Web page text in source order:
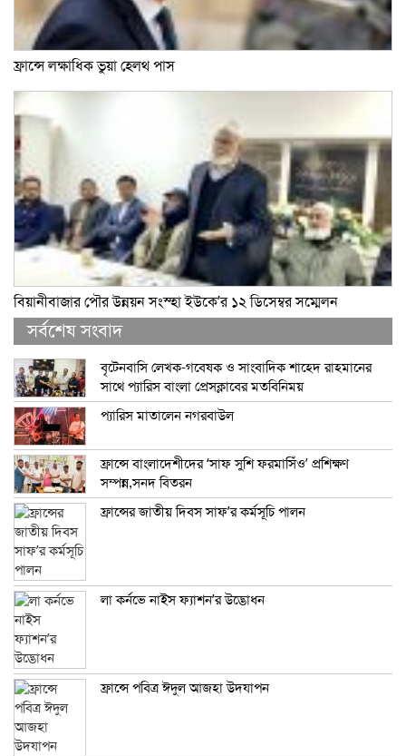
ফ্রান্সে লক্ষাধিক ভুয়া হেলথ পাস
বিয়ানীবাজার পৌর উন্নয়ন সংস্হা ইউকে’র ১২ ডিসেম্বর সম্মেলন
সর্বশেষ সংবাদ
বৃটেনবাসি লেখক-গবেষক ও সাংবাদিক শাহেদ রাহমানের
সাথে প্যারিস বাংলা প্রেসক্লাবের মতবিনিময়
প্যারিস মাতালেন নগরবাউল
ফ্রান্সে বাংলাদেশীদের ‘সাফ সুশি ফরমাসিঁও’ প্রশিক্ষণ
সম্পন্ন,সনদ বিতরন
ফ্রান্সের জাতীয় দিবস সাফ’র কর্মসূচি পালন
লা কর্নভে নাইস ফ্যাশন’র উদ্ভোধন
ফ্রান্সে পবিত্র ঈদুল আজহা উদযাপন